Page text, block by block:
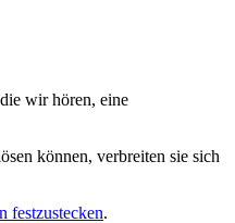
wir hören, eine
können, verbreiten sie sich
festzustecken.